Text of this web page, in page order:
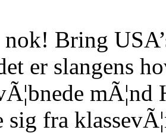
Bring
er slangens
sig fra